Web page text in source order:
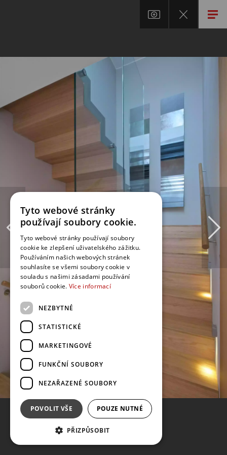
Tyto webové stránky
používají soubory cookie.
Tyto webové stránky používají soubory
cookie ke zlepšení uživatelského zážitku.
Používáním našich webových stránek
souhlasíte se všemi soubory cookie v
souladu s našimi zásadami používání
souborů cookie. Více informací
NEZBYTNÉ
STATISTICKÉ
MARKETINGOVÉ
FUNKČNÍ SOUBORY
NEZAŘAZENÉ SOUBORY
POVOLIT VŠE POUZE NUTNÉ
PŘIZPŮSOBIT